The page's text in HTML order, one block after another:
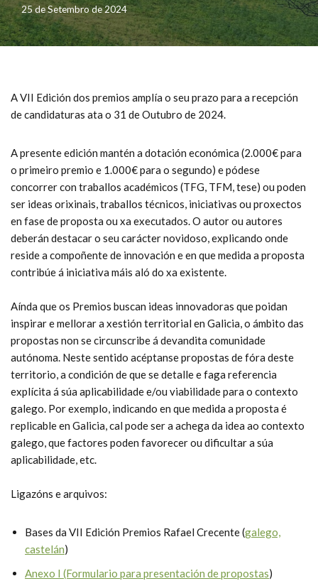
25 de Setembro de 2024
A VII Edición dos premios amplía o seu prazo para a recepción
de candidaturas ata o 31 de Outubro de 2024.
A presente edición mantén a dotación económica (2.000€ para
o primeiro premio e 1.000€ para o segundo) e pódese
concorrer con traballos académicos (TFG, TFM, tese) ou poden
ser ideas orixinais, traballos técnicos, iniciativas ou proxectos
en fase de proposta ou xa executados. O autor ou autores
deberán destacar o seu carácter novidoso, explicando onde
reside a compoñente de innovación e en que medida a proposta
contribúe á iniciativa máis aló do xa existente.
Aínda que os Premios buscan ideas innovadoras que poidan
inspirar e mellorar a xestión territorial en Galicia, o ámbito das
propostas non se circunscribe á devandita comunidade
autónoma. Neste sentido acéptanse propostas de fóra deste
territorio, a condición de que se detalle e faga referencia
explícita á súa aplicabilidade e/ou viabilidade para o contexto
galego. Por exemplo, indicando en que medida a proposta é
replicable en Galicia, cal pode ser a achega da idea ao contexto
galego, que factores poden favorecer ou dificultar a súa
aplicabilidade, etc.
Ligazóns e arquivos:
Bases da VII Edición Premios Rafael Crecente (galego,
castelán)
Anexo I (Formulario para presentación de propostas)